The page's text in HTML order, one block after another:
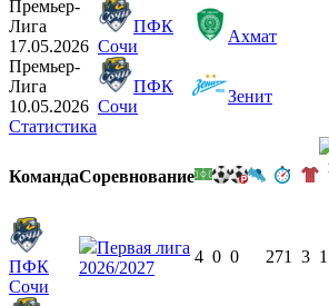
Премьер-
Лига
17.05.2026
ПФК
Сочи
Ахмат
Премьер-
Лига
10.05.2026
ПФК
Сочи
Зенит
Статистика
КомандаСоревнование
ПФК
Сочи
Первая лига
2026/2027
4 0 0 271 3 1